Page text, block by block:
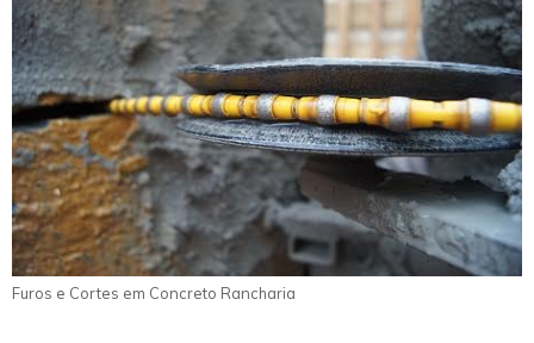
Furos e Cortes em Concreto Rancharia